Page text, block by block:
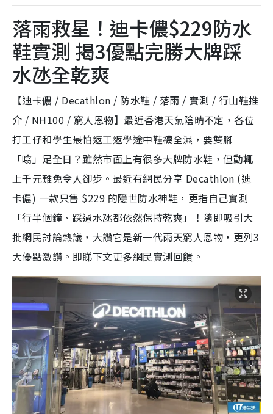
落雨救星！迪卡儂$229防水
鞋實測 揭3優點完勝大牌踩
水氹全乾爽
【迪卡儂 / Decathlon / 防水鞋 / 落雨 / 實測 / 行山鞋推
介 / NH100 / 窮人恩物】最近香港天氣陰晴不定，各位
打工仔和學生最怕返工返學途中鞋襪全濕，要雙腳
「噏」足全日？雖然市面上有很多大牌防水鞋，但動輒
上千元難免令人卻步。最近有網民分享 Decathlon (迪
卡儂) 一款只售 $229 的隱世防水神鞋，更指自己實測
「行半個鐘、踩過水氹都依然保持乾爽」！隨即吸引大
批網民討論熱議，大讚它是新一代雨天窮人恩物，更列3
大優點激讚。即睇下文更多網民實測回饋。